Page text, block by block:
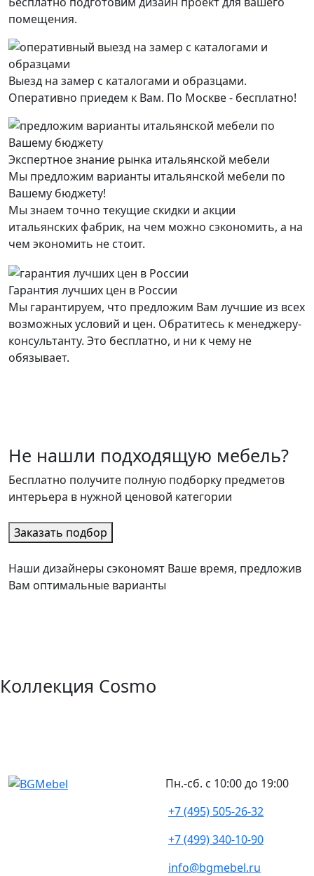
помещения.
Выезд на замер с каталогами и образцами.
Оперативно приедем к Вам. По Москве - бесплатно!
Экспертное знание рынка итальянской мебели
Мы предложим варианты итальянской мебели по
Вашему бюджету!
Мы знаем точно текущие скидки и акции
итальянских фабрик, на чем можно сэкономить, а на
чем экономить не стоит.
Гарантия лучших цен в России
Мы гарантируем, что предложим Вам лучшие из всех
возможных условий и цен. Обратитесь к менеджеру-
консультанту. Это бесплатно, и ни к чему не
обязывает.
Не нашли подходящую мебель?
Бесплатно получите полную подборку предметов
интерьера в нужной ценовой категории
Заказать подбор
Наши дизайнеры сэкономят Ваше время, предложив
Вам оптимальные варианты
Коллекция Cosmo
Пн.-сб. с 10:00 до 19:00
+7 (495) 505-26-32
+7 (499) 340-10-90
info@bgmebel.ru